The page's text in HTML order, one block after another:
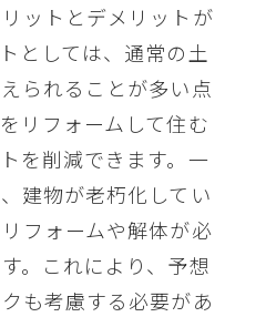
ットとデメリットが
としては、通常の土
られることが多い点
リフォームして住む
を削減できます。一
建物が老朽化してい
フォームや解体が必
。これにより、予想
も考慮する必要があ